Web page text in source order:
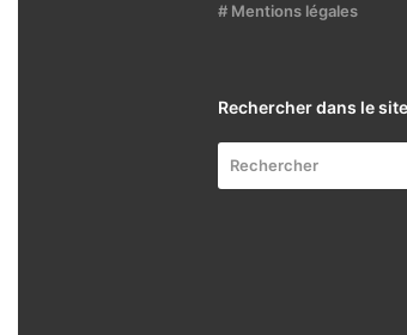
# Mentions légales
Rechercher dans le site